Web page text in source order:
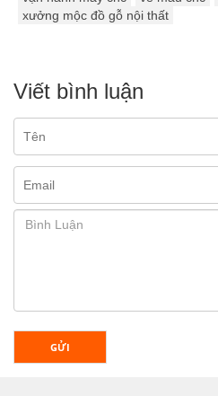
xưởng mộc đồ gỗ nội thất
Viết bình luận
GỬI